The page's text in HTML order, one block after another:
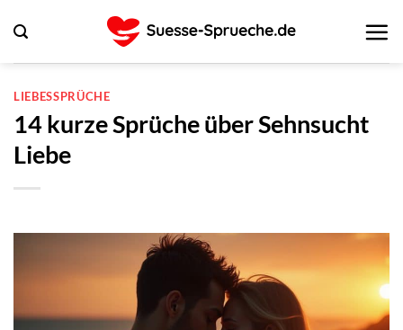
Inhalt
springen
LIEBESSPRÜCHE
14 kurze Sprüche über Sehnsucht
Liebe